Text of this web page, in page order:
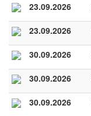
23.09.2026
23.09.2026
30.09.2026
30.09.2026
30.09.2026